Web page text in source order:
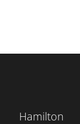
Hamilton